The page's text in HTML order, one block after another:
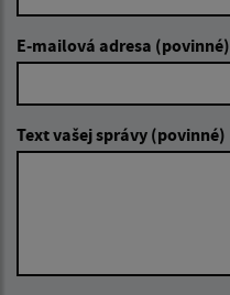
E-mailová adresa (povinné)
Text vašej správy (povinné)